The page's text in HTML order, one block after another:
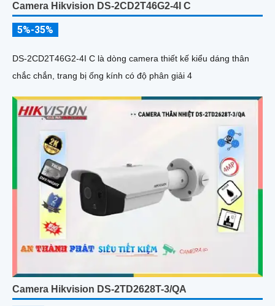
Camera Hikvision DS-2CD2T46G2-4I C
5%-35%
DS-2CD2T46G2-4I C là dòng camera thiết kế kiểu dáng thân
chắc chắn, trang bị ống kính có độ phân giải 4
Camera Hikvision DS-2TD2628T-3/QA